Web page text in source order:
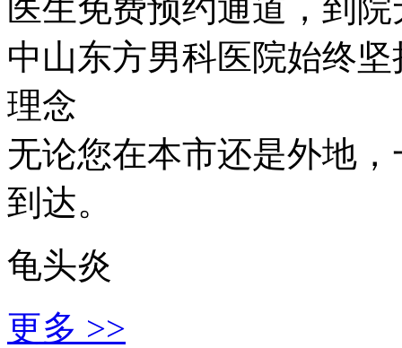
医生免费预约通道，到
中山东方男科医院始终
理念
无论您在本市还是外地
到达。
龟头炎
更多 >>